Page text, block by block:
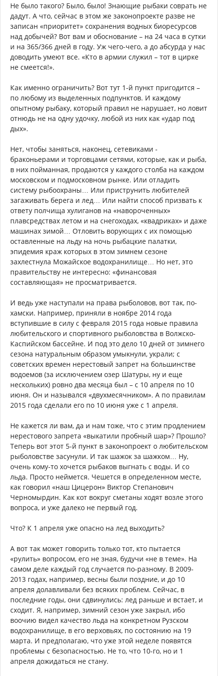
Не было такого? Было, было! Знающие рыбаки соврать не
дадут. А что, сейчас в этом же законопроекте разве не
записан «приоритет» сохранения водных биоресурсов
над добычей? Вот вам и обоснование – на 24 часа в сутки
и на 365/366 дней в году. Уж чего-чего, а до абсурда у нас
доводить умеют все. «Кто в армии служил – тот в цирке
не смеется!».
Как именно ограничить? Вот тут 1-й пункт пригодится –
по любому из выделенных подпунктов. И каждому
опытному рыбаку, который правил не нарушает, но ловит
отнюдь не на одну удочку, любой из них как «удар под
дых».
Нет, чтобы заняться, наконец, сетевиками -
браконьерами и торговцами сетями, которые, как и рыба,
в них пойманная, продаются у каждого столба на каждом
московском и подмосковном рынке. Или отладить
систему рыбоохраны… Или приструнить любителей
загаживать берега и лед… Или найти способ призвать к
ответу полчища хулиганов на «навороченных»
плавсредствах летом и на снегоходах, «квадриках» и даже
машинах зимой… Отловить ворующих с их помощью
оставленные на льду на ночь рыбацкие палатки,
эпидемия краж которых в этом зимнем сезоне
захлестнула Можайское водохранилище… Но нет, это
правительству не интересно: «финансовая
составляющая» не просматривается.
И ведь уже наступали на права рыболовов, вот так, по-
хамски. Например, приняли в ноябре 2014 года
вступившие в силу с февраля 2015 года новые правила
любительского и спортивного рыболовства в Волжско-
Каспийском бассейне. И под это дело 10 дней от зимнего
сезона натуральным образом умыкнули, украли; с
советских времен нерестовый запрет на большинстве
водоемов (за исключением озер Шатуры, ну и еще
нескольких) ровно два месяца был – с 10 апреля по 10
июня. Он и назывался «двухмесячником». А по правилам
2015 года сделали его по 10 июня уже с 1 апреля.
Не кажется ли вам, да и нам тоже, что с этим продлением
нерестового запрета «выкатили пробный шар»? Прошло?
Теперь вот этот 5-й пункт в законопроект о любительском
рыболовстве засунули. И так шажок за шажком… Ну,
очень кому-то хочется рыбаков выгнать с воды. И со
льда. Просто неймется. Чешется в определенном месте,
как говорил «наш Цицерон» Виктор Степанович
Черномырдин. Как кот вокруг сметаны ходят возле этого
вопроса, и уже далеко не первый год.
Что? К 1 апреля уже опасно на лед выходить?
А вот так может говорить только тот, кто пытается
«рулить» вопросом, его не зная, будучи «не в теме». На
самом деле каждый год случается по-разному. В 2009-
2013 годах, например, весны были поздние, и до 10
апреля долавливали без всяких проблем. Сейчас, в
последние годы, они сдвинулись: лед раньше и встает, и
сходит. Я, например, зимний сезон уже закрыл, ибо
воочию видел качество льда на конкретном Рузском
водохранилище, в его верховьях, по состоянию на 19
марта. И предполагаю, что уже этой неделе появятся
проблемы с безопасностью. Не то, что 10-го, но и 1
апреля дожидаться не стану.